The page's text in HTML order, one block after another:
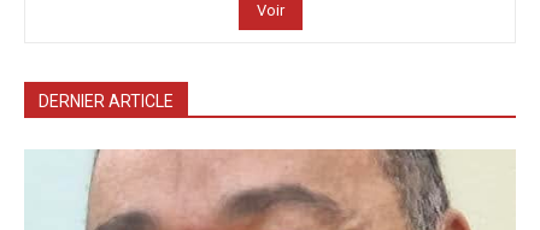
Voir
DERNIER ARTICLE